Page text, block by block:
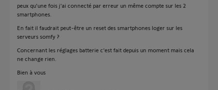
peux qu'une fois j'ai connecté par erreur un même compte sur les 2
smartphones.
En fait il faudrait peut-être un reset des smartphones loger sur les
serveurs somfy ?
Concernant les réglages batterie c'est fait depuis un moment mais cela
ne change rien.
Bien à vous